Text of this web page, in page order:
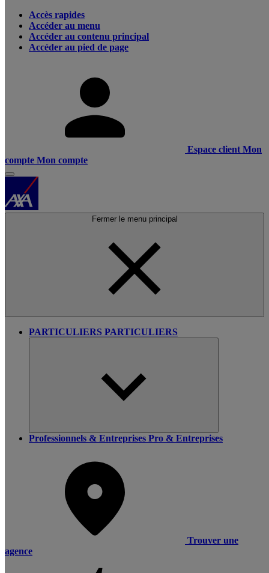
Accès rapides
Accéder au menu
Accéder au contenu principal
Accéder au pied de page
Espace client Mon
compte Mon compte
Fermer le menu principal
PARTICULIERS PARTICULIERS
Professionnels & Entreprises Pro & Entreprises
Trouver une
agence